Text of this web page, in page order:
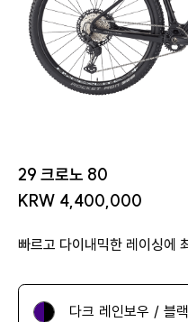
29 크로노 80
KRW 4,400,000
빠르고 다이내믹한 레이싱에
다크 레인보우 / 블랙